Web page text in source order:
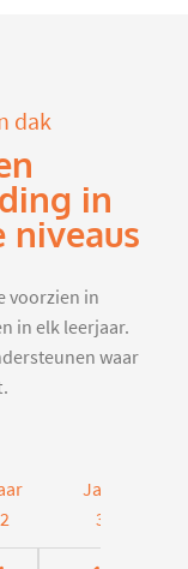
dak
in
niveaus
voorzien in
in elk leerjaar.
waar
2
Jaar
3